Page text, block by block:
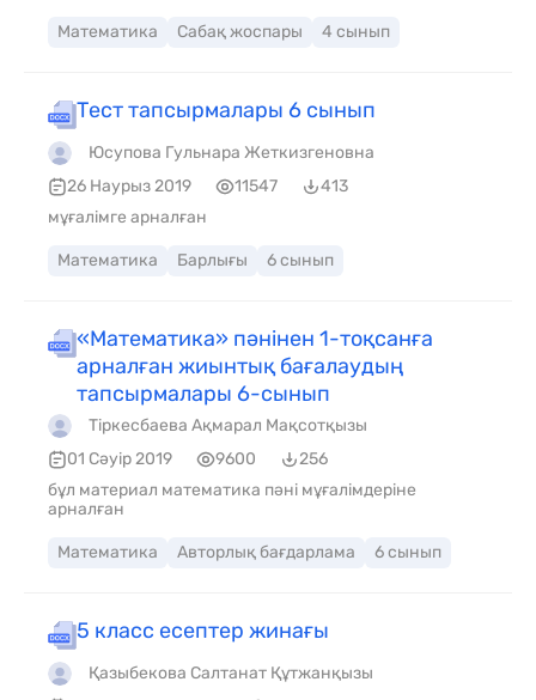
Математика Сабақ жоспары 4 сынып
Тест тапсырмалары 6 сынып
Юсупова Гульнара Жеткизгеновна
26 Наурыз 2019
11547
413
мұғалімге арналған
Математика Барлығы 6 сынып
«Математика» пәнінен 1-тоқсанға
арналған жиынтық бағалаудың
тапсырмалары 6-сынып
Тіркесбаева Ақмарал Мақсотқызы
01 Сәуір 2019
9600
256
бұл материал математика пәні мұғалімдеріне
арналған
Математика Авторлық бағдарлама 6 сынып
5 класс есептер жинағы
Қазыбекова Салтанат Құтжанқызы